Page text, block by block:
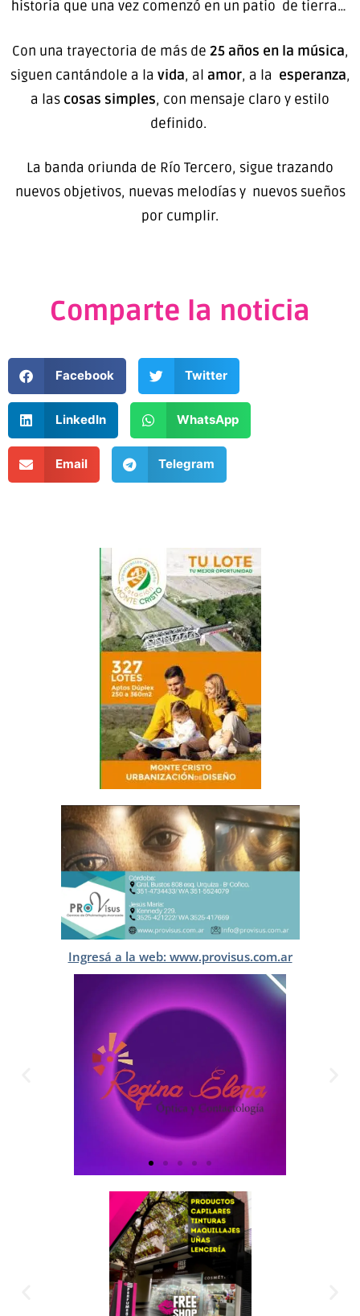
historia que una vez comenzó en un patio de tierra…
Con una trayectoria de más de 25 años en la música,
siguen cantándole a la vida, al amor, a la esperanza,
a las cosas simples, con mensaje claro y estilo
definido.
La banda oriunda de Río Tercero, sigue trazando
nuevos objetivos, nuevas melodías y nuevos sueños
por cumplir.
Comparte la noticia
Facebook Twitter
LinkedIn WhatsApp
Email Telegram
Ingresá a la web: www.provisus.com.ar